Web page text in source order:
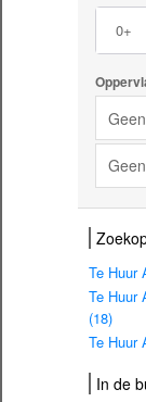
0+
Te Huur
Te Huur
(18)
Te Huur
In de